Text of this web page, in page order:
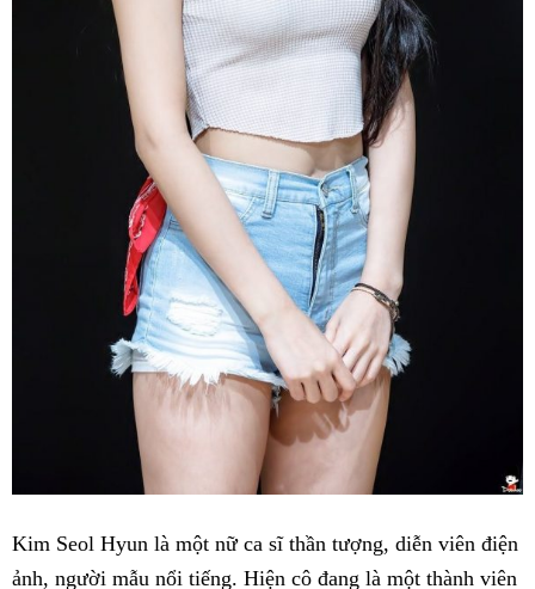
Kim Seol Hyun là một nữ ca sĩ thần tượng, diễn viên điện
ảnh, người mẫu nổi tiếng. Hiện cô đang là một thành viên